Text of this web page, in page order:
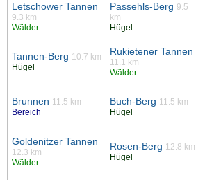
Letschower Tannen
9.3 km
Wälder
Passehls-Berg 9.5
km
Hügel
Tannen-Berg 10.7 km
Hügel
Rukietener Tannen
11.1 km
Wälder
Brunnen 11.5 km
Bereich
Buch-Berg 11.5 km
Hügel
Goldenitzer Tannen
12.3 km
Wälder
Rosen-Berg 12.8 km
Hügel